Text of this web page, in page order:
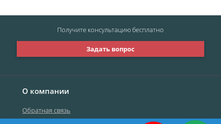
О компании
Обратная связь
Задать вопрос
Получите консультациюбесплатно